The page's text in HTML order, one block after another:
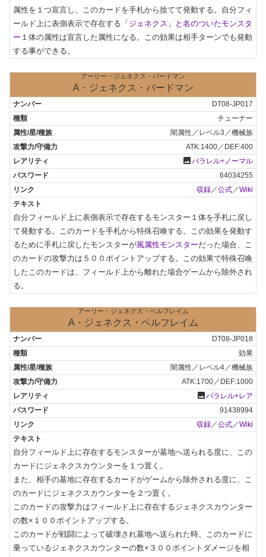
属性を１つ宣言し、このカードを手札から捨てて発動する。自分フィ
ールド上に表側表示で存在する 「ジェネクス」と名のついたモンスタ
ー １体の属性は宣言した属性になる。この効果は相手ターンでも発動
する事ができる。
アーリー・ジェネクス・バードマン
A・ジェネクス・バードマン
DT08-JP017
チューナー
闇属性／レベル3／機械族
ATK:1400／DEF:400
photoパラレル+ノーマル
64034255
収録／公式／Wiki
自分フィールド上に表側表示で存在するモンスター１体を手札に戻し
て発動する。このカードを手札から特殊召喚する。この効果を発動す
るために手札に戻したモンスターが風属性モンスターだった場合、こ
のカードの攻撃力は５００ポイントアップする。この効果で特殊召喚
したこのカードは、フィールド上から離れた場合ゲームから除外され
る。
アーリー・ジェネクス・ベルフレイム
A・ジェネクス・ベルフレイム
DT08-JP018
効果
闇属性／レベル4／機械族
ATK:1700／DEF:1000
photoパラレル+レア
91438994
収録／公式／Wiki
自分フィールド上に存在するモンスターが墓地へ送られる度に、この
カードにジェネクスカウンターを１つ置く。
また、相手の墓地に存在するカードがゲームから除外される度に、こ
のカードにジェネクスカウンターを２つ置く。
このカードの攻撃力はフィールド上に存在するジェネクスカウンター
の数×１００ポイントアップする。
このカードが戦闘によって破壊され墓地へ送られた時、このカードに
乗っているジェネクスカウンターの数×３００ポイントダメージを相